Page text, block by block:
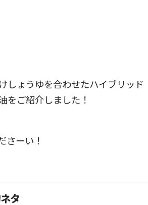
しょうゆを合わせたハイブリッド
をご紹介しました！
さーい！
タ